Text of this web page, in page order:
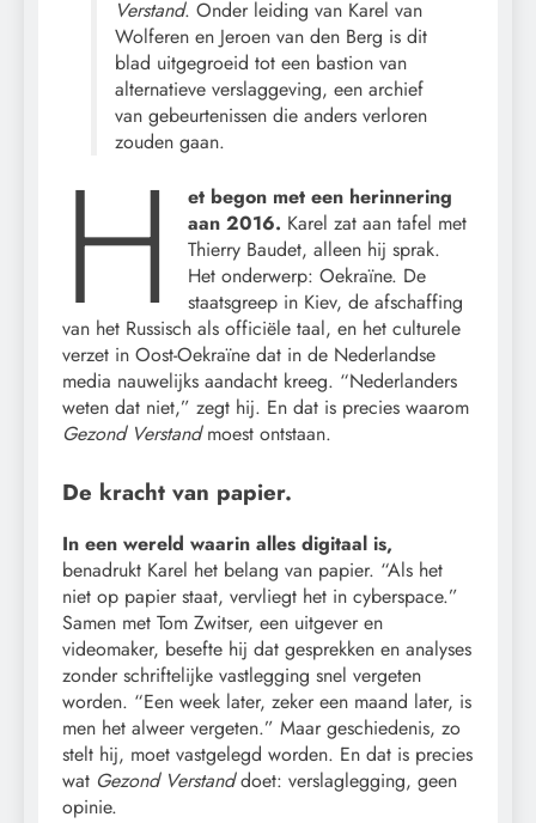
Verstand. Onder leiding van Karel van
Wolferen en Jeroen van den Berg is dit
blad uitgegroeid tot een bastion van
alternatieve verslaggeving, een archief
van gebeurtenissen die anders verloren
zouden gaan.
H
et begon met een herinnering
aan 2016. Karel zat aan tafel met
Thierry Baudet, alleen hij sprak.
Het onderwerp: Oekraïne. De
staatsgreep in Kiev, de afschaffing
van het Russisch als officiële taal, en het culturele
verzet in Oost-Oekraïne dat in de Nederlandse
media nauwelijks aandacht kreeg. “Nederlanders
weten dat niet,” zegt hij. En dat is precies waarom
Gezond Verstandmoest ontstaan.
De kracht van papier.
In een wereld waarin alles digitaal is,
benadrukt Karel het belang van papier. “Als het
niet op papier staat, vervliegt het in cyberspace.”
Samen met Tom Zwitser, een uitgever en
videomaker, besefte hij dat gesprekken en analyses
zonder schriftelijke vastlegging snel vergeten
worden. “Een week later, zeker een maand later, is
men het alweer vergeten.” Maar geschiedenis, zo
stelt hij, moet vastgelegd worden. En dat is precies
wat Gezond Verstanddoet: verslaglegging, geen
opinie.